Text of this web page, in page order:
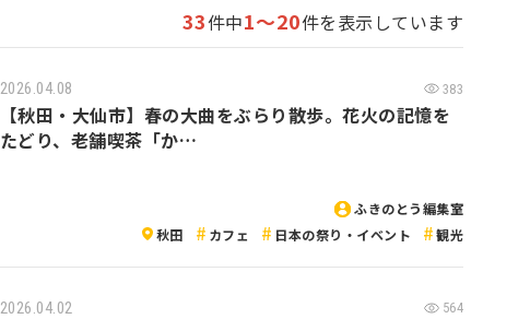
北米
ミクロネシア
33件中1～20件を表示しています
2026.04.08 383
【秋田・大仙市】春の大曲をぶらり散歩。花火の記憶を
たどり、老舗喫茶「か…
ふきのとう編集室
秋田
カフェ 日本の祭り・イベント 観光
2026.04.02 564